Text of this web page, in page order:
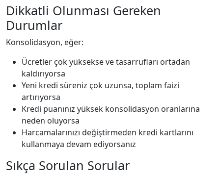
Dikkatli Olunması Gereken
Durumlar
Konsolidasyon, eğer:
Ücretler çok yüksekse ve tasarrufları ortadan
kaldırıyorsa
Yeni kredi süreniz çok uzunsa, toplam faizi
artırıyorsa
Kredi puanınız yüksek konsolidasyon oranlarına
neden oluyorsa
Harcamalarınızı değiştirmeden kredi kartlarını
kullanmaya devam ediyorsanız
Sıkça Sorulan Sorular